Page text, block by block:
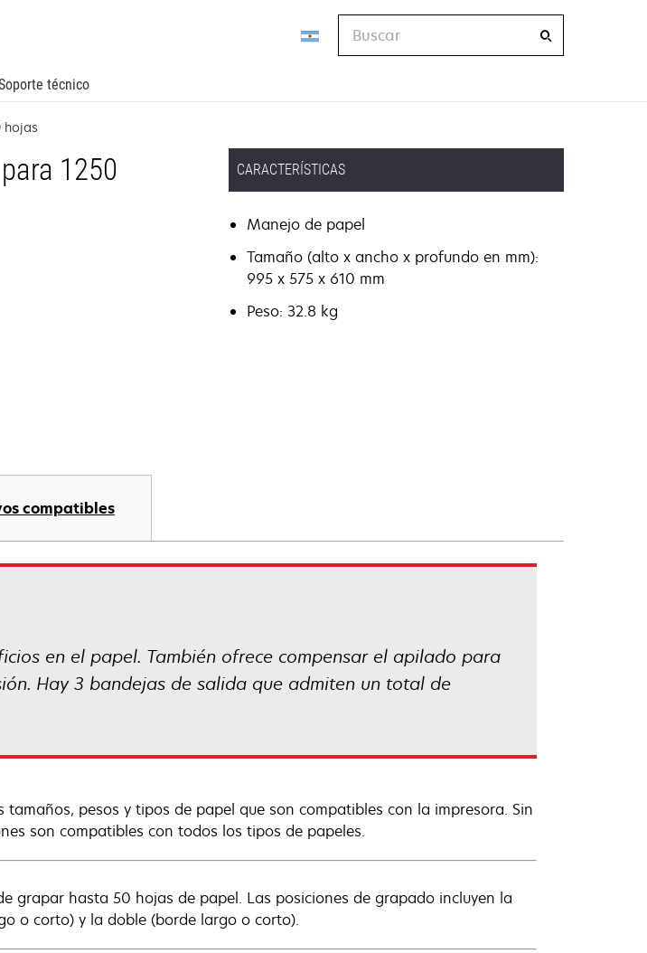
técnico
hojas
1250
CARACTERÍSTICAS
Manejo de papel
Tamaño (alto x ancho x profundo en mm):
995 x 575 x 610 mm
Peso: 32.8 kg
compatibles
en el papel. También ofrece compensar el apilado para
Hay 3 bandejas de salida que admiten un total de
tamaños, pesos y tipos de papel que son compatibles con la impresora. Sin
son compatibles con todos los tipos de papeles.
grapar hasta 50 hojas de papel. Las posiciones de grapado incluyen la
o corto) y la doble (borde largo o corto).